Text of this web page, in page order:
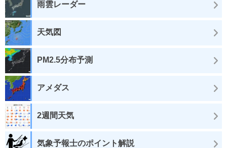
雨雲レーダー
天気図
PM2.5分布予測
アメダス
2週間天気
気象予報士のポイント解説